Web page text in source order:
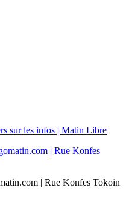
sur les infos | Matin Libre
| Rue Konfes Tokoin